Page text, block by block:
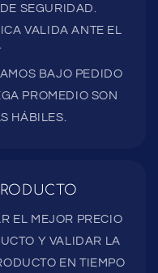
SEGURIDAD.
VALIDA ANTE EL
BAJO PEDIDO
PROMEDIO SON
HÁBILES.
EL MEJOR PRECIO
Y VALIDAR LA
EN TIEMPO